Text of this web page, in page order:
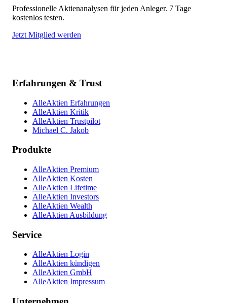
Professionelle Aktienanalysen für jeden Anleger. 7 Tage
kostenlos testen.
Jetzt Mitglied werden
Erfahrungen & Trust
AlleAktien Erfahrungen
AlleAktien Kritik
AlleAktien Trustpilot
Michael C. Jakob
Produkte
AlleAktien Premium
AlleAktien Kosten
AlleAktien Lifetime
AlleAktien Investors
AlleAktien Wealth
AlleAktien Ausbildung
Service
AlleAktien Login
AlleAktien kündigen
AlleAktien GmbH
AlleAktien Impressum